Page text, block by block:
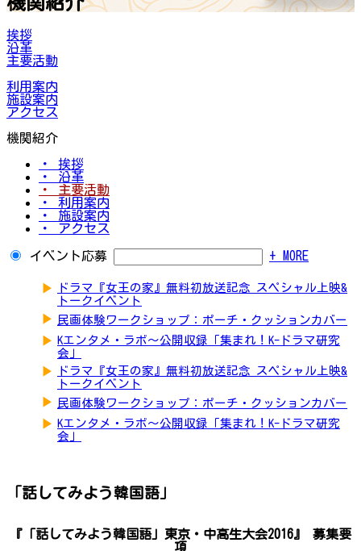
挨拶
沿革
主要活動
利用案内
施設案内
アクセス
機関紹介
・ 挨拶
・ 沿革
・ 主要活動
・ 利用案内
・ 施設案内
・ アクセス
イベント応募 + MORE
▶
ドラマ『女王の家』無料初放送記念 スペシャル上映&
トークイベント
▶ 民画体験ワークショップ：ポーチ・クッションカバー
▶ Kエンタメ・ラボ～公開収録「集まれ！K-ドラマ研究
会」
▶
ドラマ『女王の家』無料初放送記念 スペシャル上映&
トークイベント
▶ 民画体験ワークショップ：ポーチ・クッションカバー
▶ Kエンタメ・ラボ～公開収録「集まれ！K-ドラマ研究
会」
「話してみよう韓国語」
『「話してみよう韓国語」東京・中高生大会2016』 募集要
項